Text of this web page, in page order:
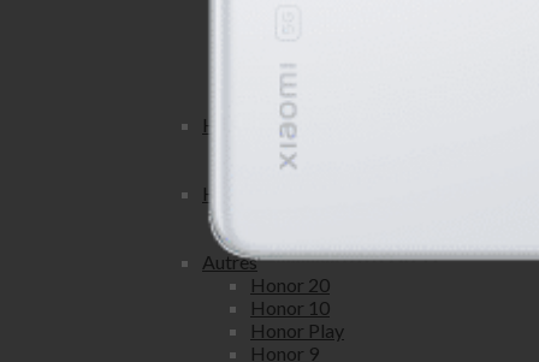
Honor 6X
Honor 5X
Honor pro
Honor 20 Pro
Honor 8 Pro
Honor c
Autres
Honor 20
Honor 10
Honor Play
Honor 9